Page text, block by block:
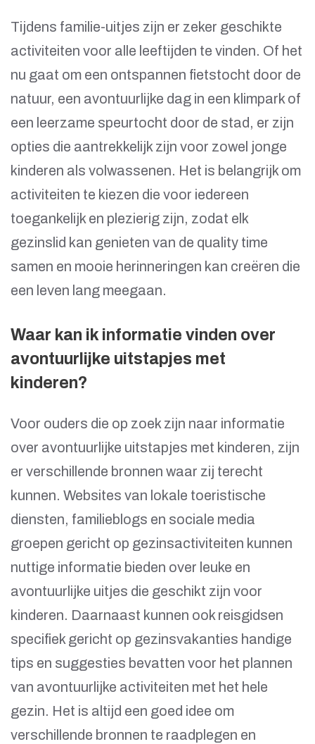
Tijdens familie-uitjes zijn er zeker geschikte
activiteiten voor alle leeftijden te vinden. Of het
nu gaat om een ontspannen fietstocht door de
natuur, een avontuurlijke dag in een klimpark of
een leerzame speurtocht door de stad, er zijn
opties die aantrekkelijk zijn voor zowel jonge
kinderen als volwassenen. Het is belangrijk om
activiteiten te kiezen die voor iedereen
toegankelijk en plezierig zijn, zodat elk
gezinslid kan genieten van de quality time
samen en mooie herinneringen kan creëren die
een leven lang meegaan.
Waar kan ik informatie vinden over
avontuurlijke uitstapjes met
kinderen?
Voor ouders die op zoek zijn naar informatie
over avontuurlijke uitstapjes met kinderen, zijn
er verschillende bronnen waar zij terecht
kunnen. Websites van lokale toeristische
diensten, familieblogs en sociale media
groepen gericht op gezinsactiviteiten kunnen
nuttige informatie bieden over leuke en
avontuurlijke uitjes die geschikt zijn voor
kinderen. Daarnaast kunnen ook reisgidsen
specifiek gericht op gezinsvakanties handige
tips en suggesties bevatten voor het plannen
van avontuurlijke activiteiten met het hele
gezin. Het is altijd een goed idee om
verschillende bronnen te raadplegen en